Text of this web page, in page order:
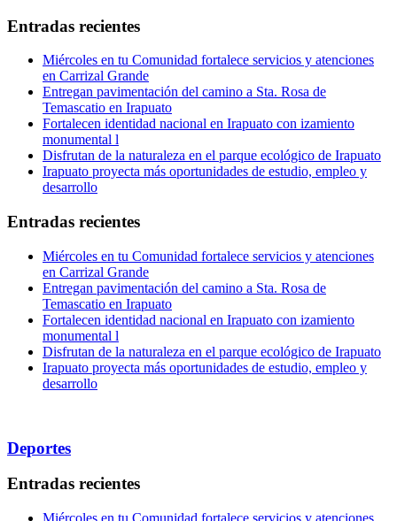
Entradas recientes
Miércoles en tu Comunidad fortalece servicios y atenciones
en Carrizal Grande
Entregan pavimentación del camino a Sta. Rosa de
Temascatio en Irapuato
Fortalecen identidad nacional en Irapuato con izamiento
monumental l
Disfrutan de la naturaleza en el parque ecológico de Irapuato
Irapuato proyecta más oportunidades de estudio, empleo y
desarrollo
Entradas recientes
Miércoles en tu Comunidad fortalece servicios y atenciones
en Carrizal Grande
Entregan pavimentación del camino a Sta. Rosa de
Temascatio en Irapuato
Fortalecen identidad nacional en Irapuato con izamiento
monumental l
Disfrutan de la naturaleza en el parque ecológico de Irapuato
Irapuato proyecta más oportunidades de estudio, empleo y
desarrollo
Deportes
Entradas recientes
Miércoles en tu Comunidad fortalece servicios y atenciones